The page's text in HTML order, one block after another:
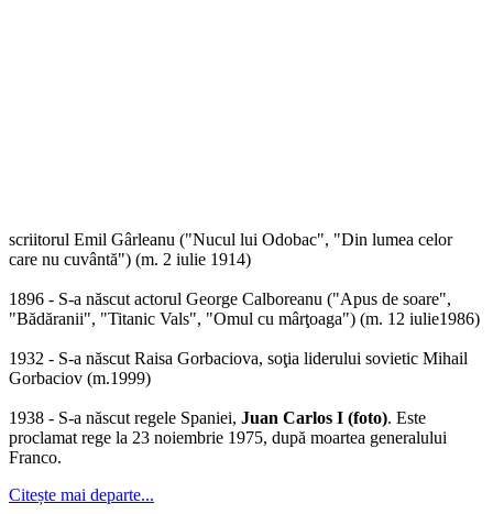
scriitorul Emil Gârleanu ("Nucul lui Odobac", "Din lumea celor
care nu cuvântă") (m. 2 iulie 1914)
1896 - S-a născut actorul George Calboreanu ("Apus de soare",
"Bădăranii", "Titanic Vals", "Omul cu mârţoaga") (m. 12 iulie1986)
1932 - S-a născut Raisa Gorbaciova, soţia liderului sovietic Mihail
Gorbaciov (m.1999)
1938 - S-a născut regele Spaniei, Juan Carlos I (foto). Este
proclamat rege la 23 noiembrie 1975, după moartea generalului
Franco.
Citește mai departe...